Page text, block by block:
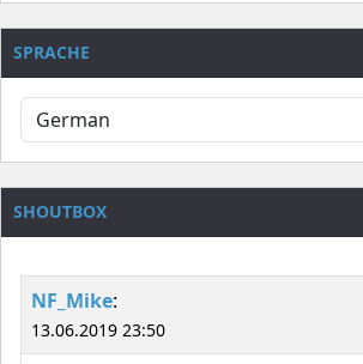
SPRACHE
SHOUTBOX
NF_Mike:
13.06.2019 23:50